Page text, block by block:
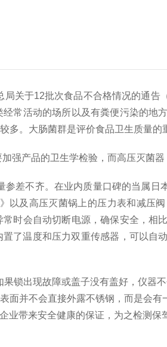
关于12批次食品不合格情况的通
常活动的场所以及有粪便污染的地
。大肠菌群是评价食品卫生质量的
产品的卫生学检验，而高压灭菌器
差不齐。在业内质量口碑的当属日
以及高压灭菌锅上的压力表和减压
时会自动切断电源，确保安全，相
了温度和压力双重传感器，可以自
锁出现故障或盖子没有盖好，仪器
面并不会直接外露不锈钢，而是会
带来安全健康的保证，为之检测保